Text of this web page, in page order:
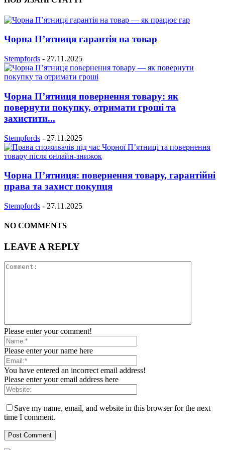
Чорна П’ятниця гарантія на товар
Stempfords - 27.11.2025
Чорна П’ятниця повернення товару: як
повернути покупку, отримати гроші та
захистити...
Stempfords - 27.11.2025
Чорна П’ятниця: повернення товару, гарантійні
права та захист покупця
Stempfords - 27.11.2025
NO COMMENTS
LEAVE A REPLY
Please enter your comment!
Please enter your name here
You have entered an incorrect email address!
Please enter your email address here
Save my name, email, and website in this browser for the next
time I comment.